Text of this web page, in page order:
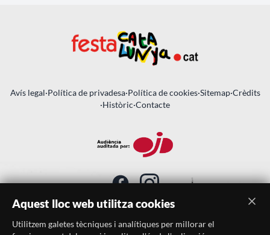
Avís legal·Política de privadesa·Política de cookies·Sitemap·Crèdits
·Històric·Contacte
SUBSCRIU-TE AL BUTLLETÍ
Aquest lloc web utilitza cookies
Utilitzem galetes tècniques i analítiques per millorar el